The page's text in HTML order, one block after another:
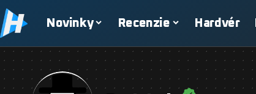
Novinky Recenzie Hardvér